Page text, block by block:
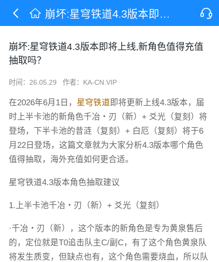
崩坏:星穹铁道4.3版本即将上线,新角色值得充值抽取吗？
崩坏:星穹铁道4.3版本即将上线,新角色值得充值
抽取吗？
时间：26.05.29 作者：KA-CN.VIP
在2026年6月1日， 星穹铁道即将更新上线4.3版本，届
时上半卡池的新角色千冶・刃（新）+ 爻光（复刻）将
登场，下半卡池的昔涟（复刻）+ 白厄（复刻）将于6
月22日登场，这篇文章就为大家分析4.3版本哪个角色
值得抽取，海外充值如何更合适。
星穹铁道4.3版本角色抽取建议
1.上半卡池千冶・刃（新）+ 爻光（复刻）
·千冶・刃（新），这个版本的新角色是专为黄泉售后
的，定位就是T0追击队主C/副C，有了这个角色黄泉队
将发生质变，但缺点也有，这个角色需要烧血，所以队